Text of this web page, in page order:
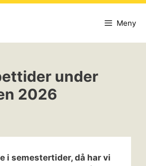
Meny
under
2026
i semestertider, då har vi